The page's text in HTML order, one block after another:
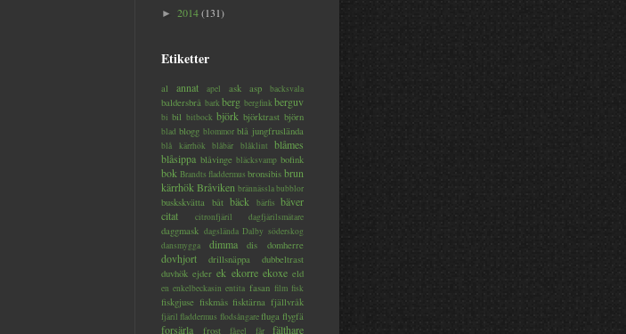
► 2014(131)
Etiketter
al annat apel ask asp backsvala
baldersbrå barkberg bergfinkberguv
bi bil bitbock björk björktrast björn
blad blogg blommor blå jungfruslända
blå kärrhök blåbär blåklint
blåmes
blåsippa blåvinge bläcksvamp bofink
bok Brandts fladdermus bronsibis brun
kärrhökBråviken brännässlabubblor
buskskvätta båt bäck bärfis bäver
citat
citronfjäril dagfjärilsmätare
daggmask dagslända Dalby söderskog
dansmygga
dimma dis domherre
dovhjort drillsnäppa
dubbeltrast
duvhök ejder ek ekorre ekoxe eld
en enkelbeckasin entita fasan film fisk
fiskgjuse fiskmås fisktärna fjällvråk
fjäril fladdermus flodsångarefluga flygfä
forsärla frost fågel får fälthare